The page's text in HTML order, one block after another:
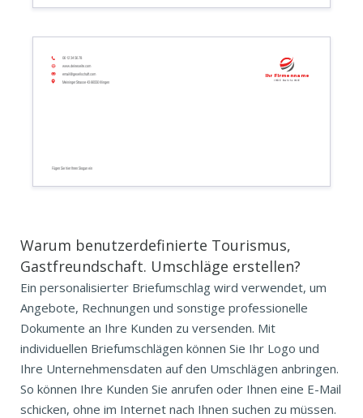
Fügen Sie hier Ihren Slogan ein
email@gesellschaft.com
Meininger Strasse 43 66550 Illingen
06 12 34 56 78
www.deineseite.com
Ihr Firmenname
Ihre Basislinie
Warum benutzerdefinierte Tourismus,
Gastfreundschaft. Umschläge erstellen?
Ein personalisierter Briefumschlag wird verwendet, um
Angebote, Rechnungen und sonstige professionelle
Dokumente an Ihre Kunden zu versenden. Mit
individuellen Briefumschlägen können Sie Ihr Logo und
Ihre Unternehmensdaten auf den Umschlägen anbringen.
So können Ihre Kunden Sie anrufen oder Ihnen eine E-Mail
schicken, ohne im Internet nach Ihnen suchen zu müssen.